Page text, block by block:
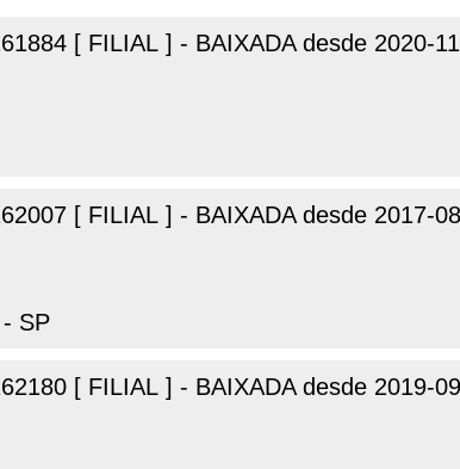
[ FILIAL ] - BAIXADA desde 2020-
[ FILIAL ] - BAIXADA desde 2017-
SP
[ FILIAL ] - BAIXADA desde 2019-